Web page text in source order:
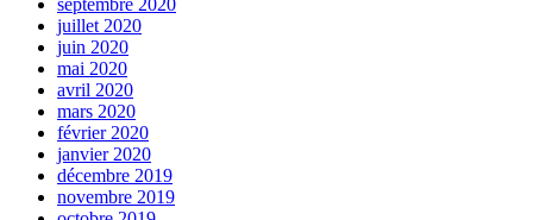
juillet 2020
juin 2020
mai 2020
avril 2020
mars 2020
février 2020
janvier 2020
décembre 2019
novembre 2019